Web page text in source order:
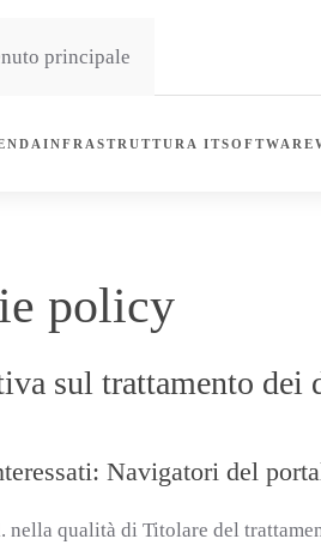
principale
INFRASTRUTTURA ITSOFTWARE
policy
sul trattamento dei
Navigatori del
nella qualità di Titolare del